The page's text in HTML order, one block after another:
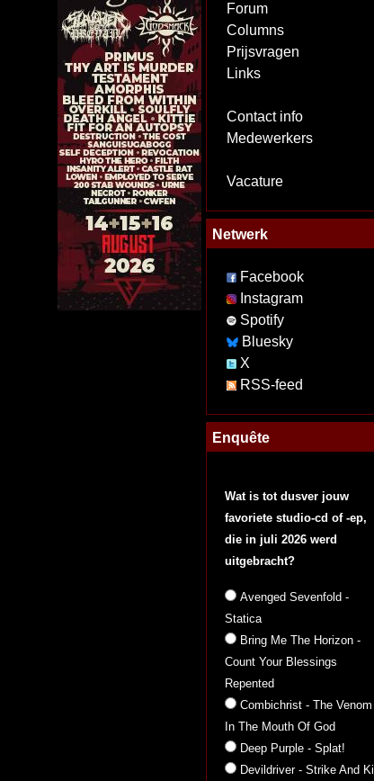
Forum
Columns
Prijsvragen
Links
Contact info
Medewerkers
Vacature
Netwerk
Facebook
Instagram
Spotify
Bluesky
X
RSS-feed
Enquête
Wat is tot dusver jouw
favoriete studio-cd of -ep,
die in juli 2026 werd
uitgebracht?
Avenged Sevenfold -
Statica
Bring Me The Horizon -
Count Your Blessings
Repented
Combichrist - The Venom
In The Mouth Of God
Deep Purple - Splat!
Devildriver - Strike And Kill